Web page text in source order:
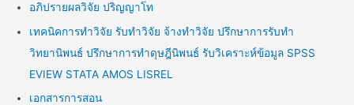
อภิปรายผลวิจัย ปริญญาโท
เทคนิคการทำวิจัย รับทำวิจัย จ้างทำวิจัย ปรึกษาการรับทำ
วิทยานิพนธ์ ปรึกษาการทำดุษฎีนิพนธ์ รับวิเคราะห์ข้อมูล SPSS
EVIEW STATA AMOS LISREL
เอกสารการสอน